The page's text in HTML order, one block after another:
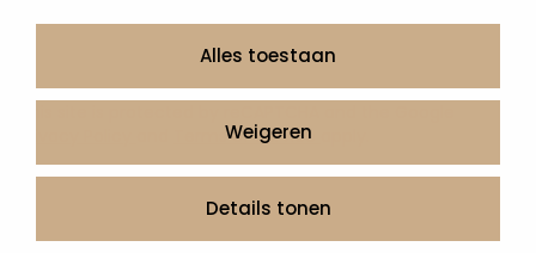
Alles toestaan
Weigeren
Details tonen
Terms of Service
Versturen